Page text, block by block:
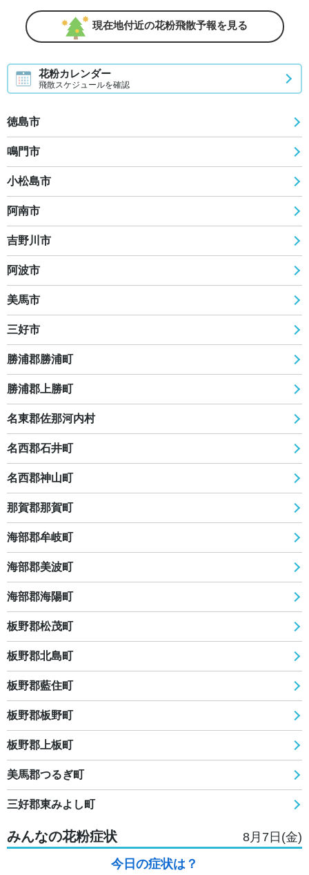
現在地付近の花粉飛散予報を見る
花粉カレンダー
飛散スケジュールを確認
徳島市
鳴門市
小松島市
阿南市
吉野川市
阿波市
美馬市
三好市
勝浦郡勝浦町
勝浦郡上勝町
名東郡佐那河内村
名西郡石井町
名西郡神山町
那賀郡那賀町
海部郡牟岐町
海部郡美波町
海部郡海陽町
板野郡松茂町
板野郡北島町
板野郡藍住町
板野郡板野町
板野郡上板町
美馬郡つるぎ町
三好郡東みよし町
みんなの花粉症状
8月7日(金)
今日の症状は？